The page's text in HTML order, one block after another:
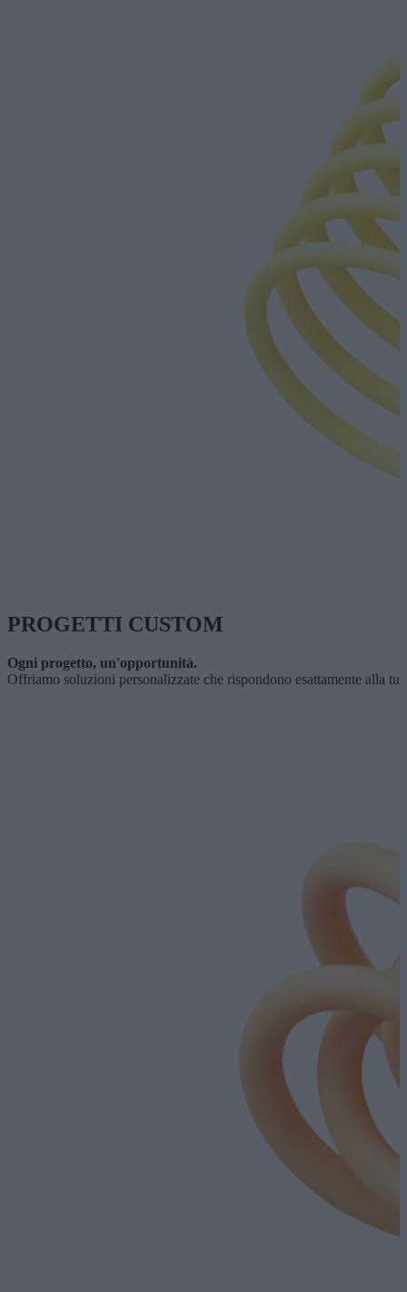
PROGETTI CUSTOM
Ogni progetto, un'opportunità.
Offriamo soluzioni personalizzate che rispondono esattamente alla